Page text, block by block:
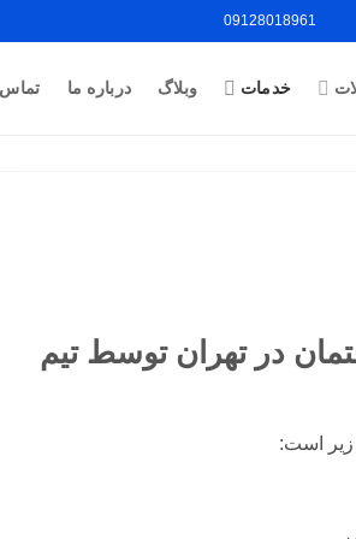
09128018961
خدمات وبلاگ درباره ما تماس
در تهران توسط تیم
زیر است: